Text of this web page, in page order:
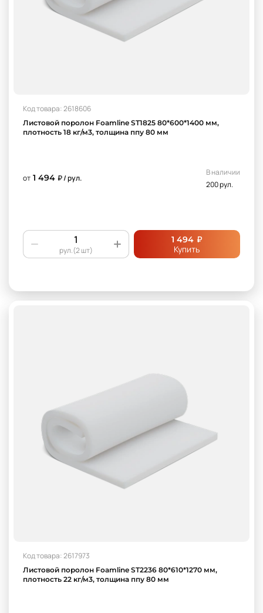
Код товара: 2618606
Листовой поролон Foamline ST1825 80*600*1400 мм,
плотность 18 кг/м3, толщина ппу 80 мм
от 1 494 ₽ / рул.
В наличии
200 рул.
рул.(2 шт)
1 494 ₽
Купить
Код товара: 2617973
Листовой поролон Foamline ST2236 80*610*1270 мм,
плотность 22 кг/м3, толщина ппу 80 мм